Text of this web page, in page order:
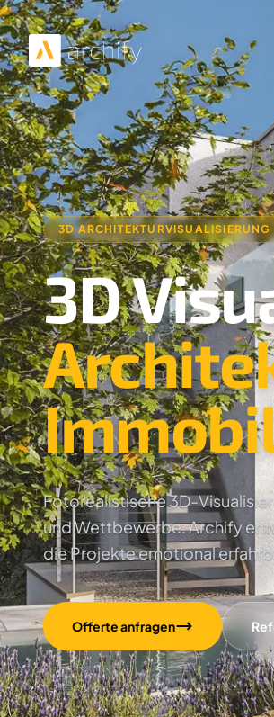
3D ARCHITEKTURVISUALISIERUNG
3D
Fotorealistische 3D-
und Wettbewerbe. Archify
die Projekte emotional
Offerte anfragen